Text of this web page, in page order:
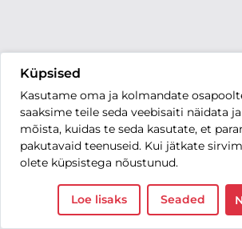
Küpsised
Kasutame oma ja kolmandate
saaksime teile seda veebisaiti näidata
mõista, kuidas te seda kasutate, et
pakutavaid teenuseid. Kui jätkate
olete küpsistega nõustunud.
Loe lisaks Seaded